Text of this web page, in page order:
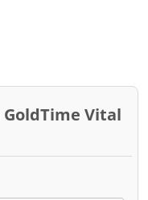
GoldTime Vital